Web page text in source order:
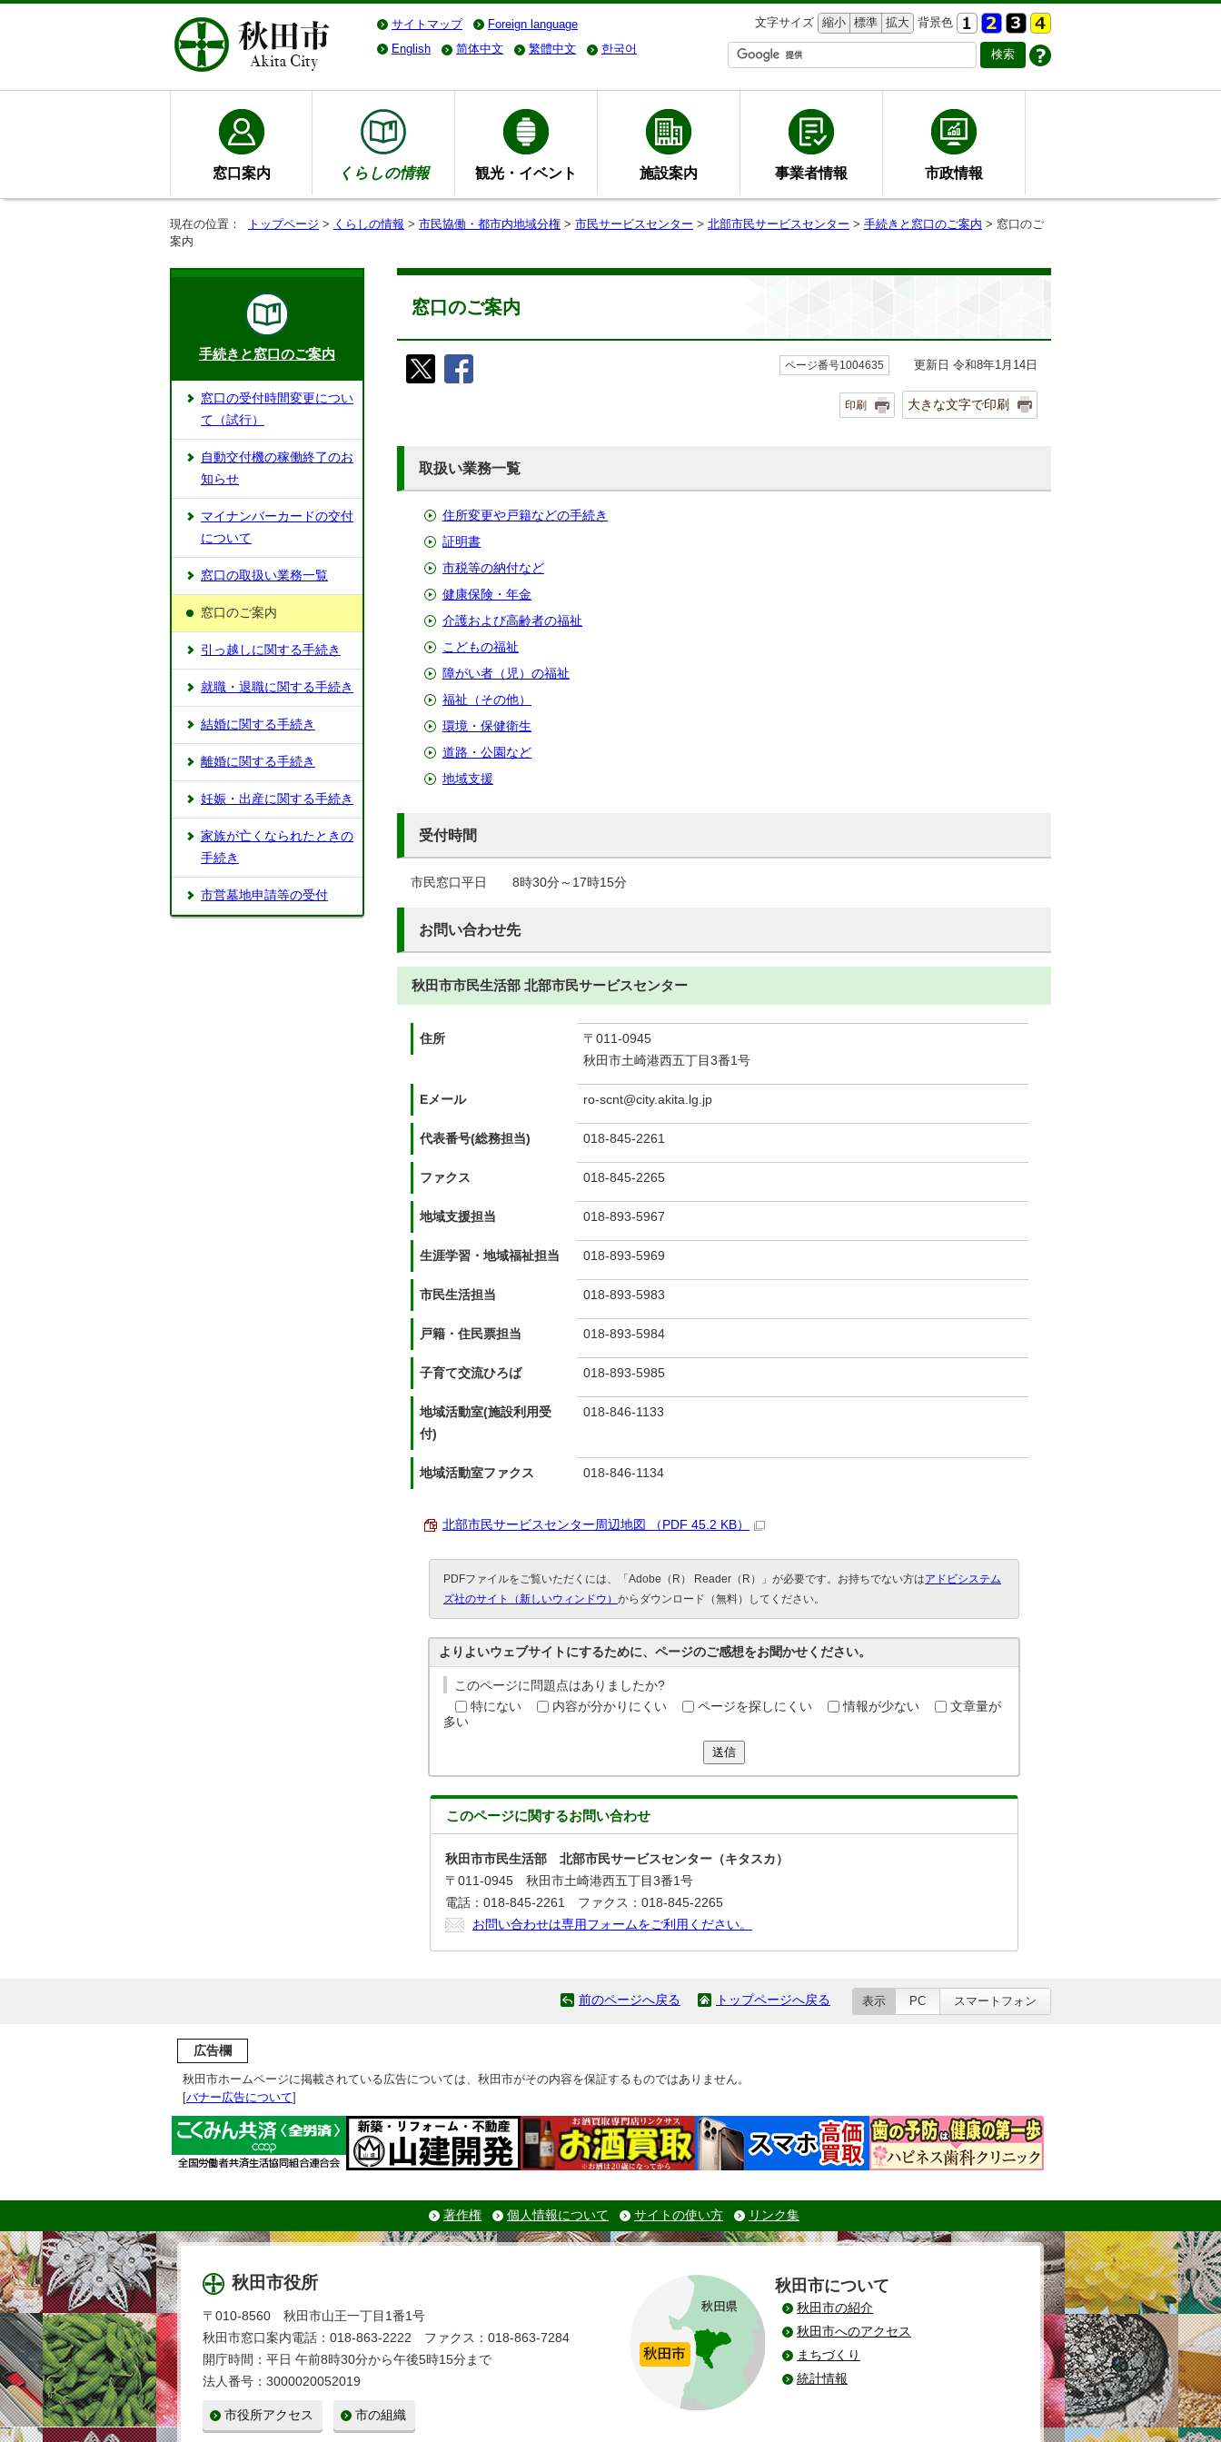
サイトマップ Foreign language 文字サイズ 縮小 標準 拡大 背景色
English
简体中文 繁體中文 한국어
窓口案内 くらしの情報 観光・イベント 施設案内 事業者情報 市政情報
現在の位置： トップページ > くらしの情報 > 市民協働・都市内地域分権 > 市民サービスセンター > 北部市民サービスセンター > 手続きと窓口のご案内 > 窓口のご
案内
窓口のご案内
ページ番号1004635 更新日 令和8年1月14日
印刷 大きな文字で印刷
取扱い業務一覧
住所変更や戸籍などの手続き
証明書
市税等の納付など
健康保険・年金
介護および高齢者の福祉
こどもの福祉
障がい者（児）の福祉
福祉（その他）
環境・保健衛生
道路・公園など
地域支援
受付時間
市民窓口平日 8時30分～17時15分
お問い合わせ先
秋田市市民生活部 北部市民サービスセンター
住所
〒011-0945
秋田市土崎港西五丁目3番1号
Eメール ro-scnt@city.akita.lg.jp
代表番号(総務担当) 018-845-2261
ファクス 018-845-2265
地域支援担当 018-893-5967
生涯学習・地域福祉担当 018-893-5969
市民生活担当 018-893-5983
戸籍・住民票担当 018-893-5984
子育て交流ひろば 018-893-5985
地域活動室(施設利用受
付)
018-846-1133
地域活動室ファクス 018-846-1134
北部市民サービスセンター周辺地図 （PDF 45.2 KB）
PDFファイルをご覧いただくには、「Adobe（R） Reader（R）」が必要です。お持ちでない方はアドビシステム
ズ社のサイト（新しいウィンドウ） からダウンロード（無料）してください。
よりよいウェブサイトにするために、ページのご感想をお聞かせください。
このページに問題点はありましたか?
特にない
内容が分かりにくい ページを探しにくい 情報が少ない
文章量が
多い
送信
このページに関するお問い合わせ
秋田市市民生活部 北部市民サービスセンター（キタスカ）
〒011-0945 秋田市土崎港西五丁目3番1号
電話：018-845-2261 ファクス：018-845-2265
お問い合わせは専用フォームをご利用ください。
手続きと窓口のご案内
窓口の受付時間変更につい
て（試行）
自動交付機の稼働終了のお
知らせ
マイナンバーカードの交付
について
窓口の取扱い業務一覧
窓口のご案内
引っ越しに関する手続き
就職・退職に関する手続き
結婚に関する手続き
離婚に関する手続き
妊娠・出産に関する手続き
家族が亡くなられたときの
手続き
市営墓地申請等の受付
前のページへ戻る トップページへ戻る 表示 PC スマートフォン
広告欄
秋田市ホームページに掲載されている広告については、秋田市がその内容を保証するものではありません。
[バナー広告について]
著作権 個人情報について サイトの使い方 リンク集
秋田市役所
〒010-8560 秋田市山王一丁目1番1号
秋田市窓口案内電話：018-863-2222 ファクス：018-863-7284
開庁時間：平日 午前8時30分から午後5時15分まで
法人番号：3000020052019
市役所アクセス 市の組織
秋田市について
秋田市の紹介
秋田市へのアクセス
まちづくり
統計情報